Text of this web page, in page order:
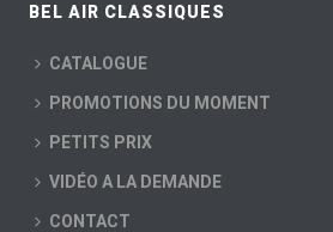
BEL AIR CLASSIQUES
CATALOGUE
PROMOTIONS DU MOMENT
PETITS PRIX
VIDÉO A LA DEMANDE
CONTACT